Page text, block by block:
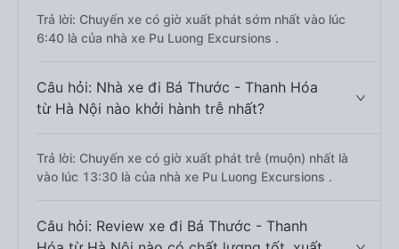
Trả lời: Chuyến xe có giờ xuất phát sớm nhất vào lúc
6:40 là của nhà xe Pu Luong Excursions .
Câu hỏi: Nhà xe đi Bá Thước - Thanh Hóa
từ Hà Nội nào khởi hành trễ nhất?
Trả lời: Chuyến xe có giờ xuất phát trễ (muộn) nhất là
vào lúc 13:30 là của nhà xe Pu Luong Excursions .
Câu hỏi: Review xe đi Bá Thước - Thanh